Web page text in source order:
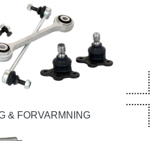
& FORVARMNING